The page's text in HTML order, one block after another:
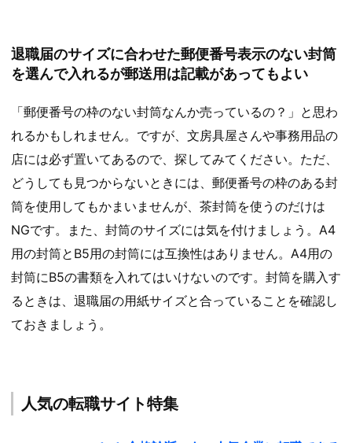
退職届のサイズに合わせた郵便番号表示のない封筒
を選んで入れるが郵送用は記載があってもよい
「郵便番号の枠のない封筒なんか売っているの？」と思わ
れるかもしれません。ですが、文房具屋さんや事務用品の
店には必ず置いてあるので、探してみてください。ただ、
どうしても見つからないときには、郵便番号の枠のある封
筒を使用してもかまいませんが、茶封筒を使うのだけは
NGです。また、封筒のサイズには気を付けましょう。A4
用の封筒とB5用の封筒には互換性はありません。A4用の
封筒にB5の書類を入れてはいけないのです。封筒を購入す
るときは、退職届の用紙サイズと合っていることを確認し
ておきましょう。
人気の転職サイト特集